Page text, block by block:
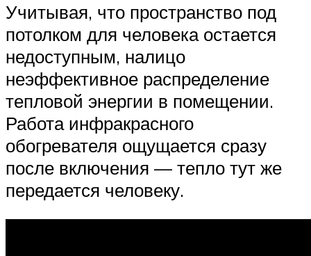
Учитывая, что пространство под
потолком для человека остается
недоступным, налицо
неэффективное распределение
тепловой энергии в помещении.
Работа инфракрасного
обогревателя ощущается сразу
после включения — тепло тут же
передается человеку.